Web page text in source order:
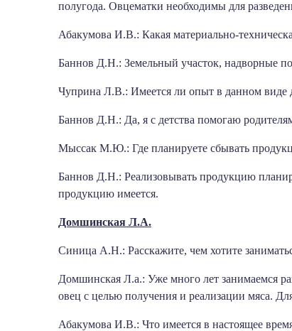
полугода. Овцематки необходимы для
Абакумова И.В.: Какая материально-
Баннов Д.Н.: Земельный участок, надворные
Чуприна Л.В.: Имеется ли опыт в данном виде
Баннов Д.Н.: Да, я с детства помогаю
Мыссак М.Ю.: Где планируете сбывать
Баннов Д.Н.: Реализовывать продукцию
продукцию имеется.
Домшинская Л.А.
Синица А.Н.: Расскажите, чем хотите
Домшинская Л.а.: Уже много лет занимаемся
овец с целью получения и реализации мяса.
Абакумова И.В.: Что имеется в настоящее